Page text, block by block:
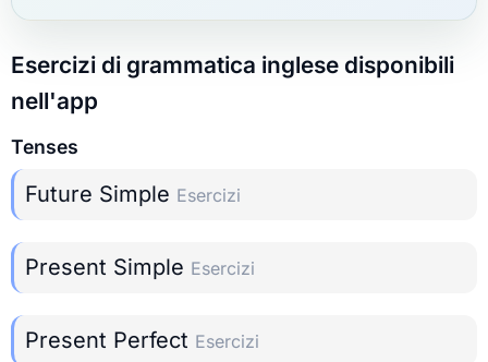
Esercizi di grammatica inglese disponibili
nell'app
Tenses
Future Simple Esercizi
Present Simple Esercizi
Present Perfect Esercizi